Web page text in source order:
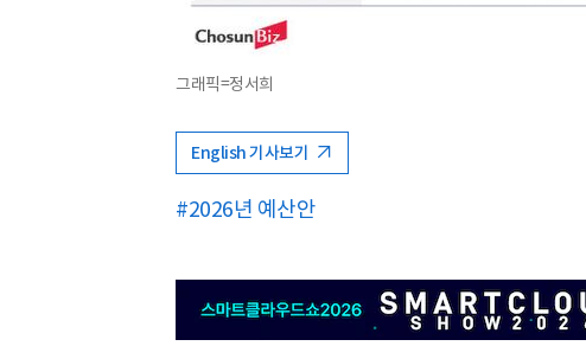
그래픽=정서희
English 기사보기
#2026년 예산안